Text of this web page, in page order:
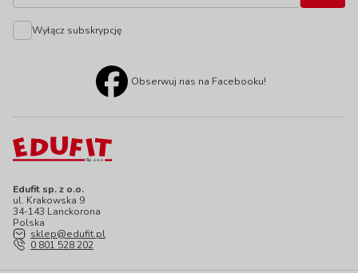
Edufit sp. z o.o.
ul. Krakowska 9
34-143 Lanckorona
Polska
sklep@edufit.pl
0 801 528 202
Wyłącz subskrypcję
Obserwuj nas na Facebooku!